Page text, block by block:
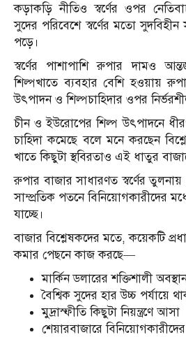
কড়াকড়ি নীতিও স্বর্ণের ওপর
সুদের পরিবেশে স্বর্ণের মতো
পড়ে।
স্বর্ণের পাশাপাশি রুপার দামও
শিল্পখাতে ব্যবহার বেশি হওয়ায়
উৎপাদন ও শিল্পচাহিদার ওপর
চীন ও ইউরোপের শিল্প উৎপাদনে
চাহিদা কমেছে বলে মনে করছেন
খাতে কিছুটা স্থবিরতাও এই ধাতুর
রুপার বাজার সাধারণত স্বর্ণের
সাম্প্রতিক পতনে বিনিয়োগকারীদের
যাচ্ছে।
বাজার বিশ্লেষকদের মতে, কয়েকটি
কমার পেছনে কাজ করছে—
মার্কিন ডলারের শক্তিশালী
বৈশ্বিক সুদের হার উচ্চ পর্যায়ে
মুদ্রাস্ফীতি কিছুটা নিয়ন্ত্রণে আসা
শেয়ারবাজারে